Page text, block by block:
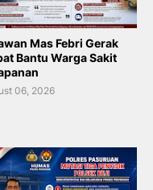
Mas Febri Gerak
Bantu Warga Sakit
06, 2026